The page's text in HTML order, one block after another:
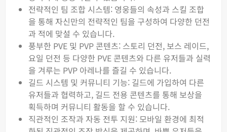
전략적인 팀 조합 시스템: 영웅들의 속성과 스킬 조합
을 통해 자신만의 전략적인 팀을 구성하여 다양한 던전
과 적에 맞설 수 있습니다.
풍부한 PVE 및 PVP 콘텐츠: 스토리 던전, 보스 레이드,
요일 던전 등 다양한 PVE 콘텐츠와 다른 유저들과 실력
을 겨루는 PVP 아레나를 즐길 수 있습니다.
길드 시스템 및 커뮤니티 기능: 길드에 가입하여 다른
유저들과 협력하고, 길드 전용 콘텐츠를 통해 보상을
획득하며 커뮤니티 활동을 할 수 있습니다.
직관적인 조작과 자동 전투 지원: 모바일 환경에 최적